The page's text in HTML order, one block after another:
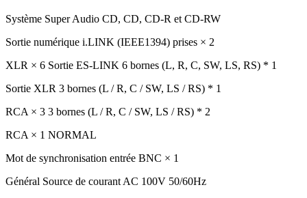
Système Super Audio CD, CD, CD-R et CD-RW
Sortie numérique i.LINK (IEEE1394) prises × 2
XLR × 6 Sortie ES-LINK 6 bornes (L, R, C, SW, LS, RS) * 1
Sortie XLR 3 bornes (L / R, C / SW, LS / RS) * 1
RCA × 3 3 bornes (L / R, C / SW, LS / RS) * 2
RCA × 1 NORMAL
Mot de synchronisation entrée BNC × 1
Général Source de courant AC 100V 50/60Hz